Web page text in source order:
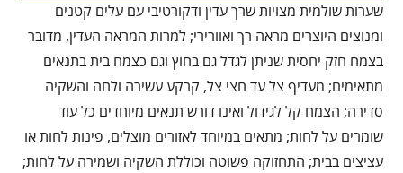
שערות שולמית מצויות שרך עדין ודקורטיבי עם עלים קטנים
ומנוצים היוצרים מראה רך ואוורירי; למרות המראה העדין, מדובר
בצמח חזק יחסית שניתן לגדל גם בחוץ וגם כצמח בית בתנאים
מתאימים; מעדיף צל עד חצי צל, קרקע עשירה ולחה והשקיה
סדירה; הצמח קל לגידול ואינו דורש תנאים מיוחדים כל עוד
שומרים על לחות; מתאים במיוחד לאזורים מוצלים, פינות לחות או
עציצים בבית; התחזוקה פשוטה וכוללת השקיה ושמירה על לחות;